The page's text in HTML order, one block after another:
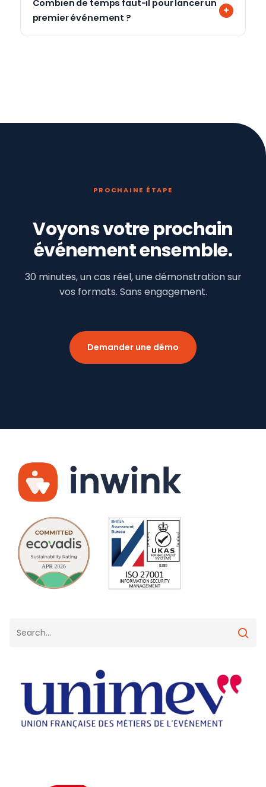
Combien de temps faut-il pour lancer un
premier événement ?
PROCHAINE ÉTAPE
Voyons votre prochain
événement ensemble.
30 minutes, un cas réel, une démonstration sur
vos formats. Sans engagement.
Demander une démo